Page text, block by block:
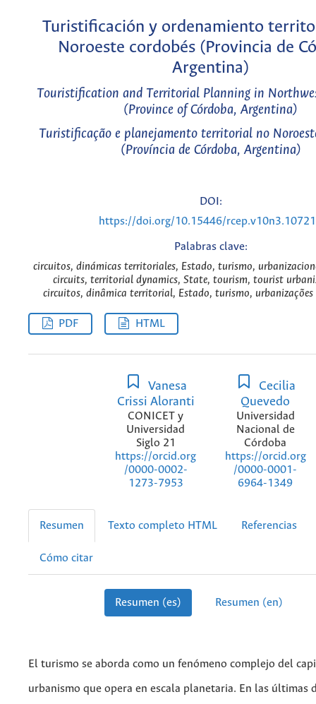
Turistificación y ordenamiento
Noroeste cordobés (Provincia de
Argentina)
Touristification and Territorial Planning in
(Province of Córdoba, Argentina)
Turistificação e planejamento territorial no
(Província de Córdoba, Argentina)
DOI:
https://doi.org/10.15446/
Palabras clave:
circuitos, dinámicas territoriales, Estado, turismo,
circuits, territorial dynamics, State, tourism, tourist
circuitos, dinâmica territorial, Estado, turismo,
PDF HTML
Vanesa
Crissi Aloranti
CONICET y
Universidad
Siglo 21
https://orcid.org
/0000-0002-
1273-7953
Cecilia
Quevedo
Universidad
Nacional de
Córdoba
https://orcid.org
/0000-0001-
6964-1349
Resumen Texto completo HTML Referencias
Cómo citar
Resumen (es) Resumen (en)
El turismo se aborda como un fenómeno complejo del
urbanismo que opera en escala planetaria. En las últimas